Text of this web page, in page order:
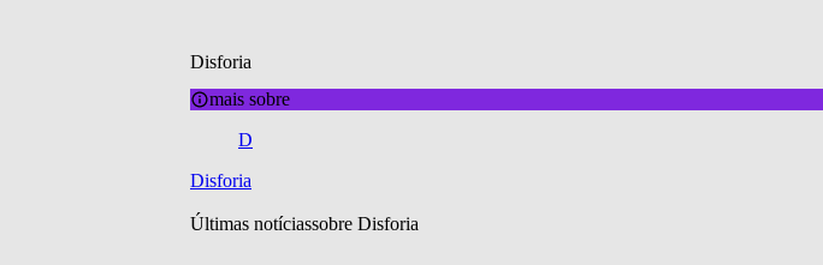
Disforia
mais sobre
D
Disforia
Últimas notíciassobre Disforia